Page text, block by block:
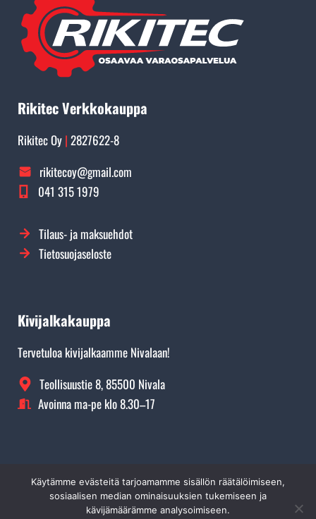
Yli 300€ ostoksille ilmainen toimitus!
Rikitec Verkkokauppa
Rikitec Oy | 2827622-8
rikitecoy@gmail.com
041 315 1979
Tilaus- ja maksuehdot
Tietosuojaseloste
Kivijalkakauppa
Tervetuloa kivijalkaamme Nivalaan!
Teollisuustie 8, 85500 Nivala
Avoinna ma-pe klo 8.30–17
Rikitec Oy 2026. Kaikki oikeudet pidätetään.
Käytämme evästeitä tarjoamamme sisällön räätälöimiseen,
sosiaalisen median ominaisuuksien tukemiseen ja
kävijämäärämme analysoimiseen.